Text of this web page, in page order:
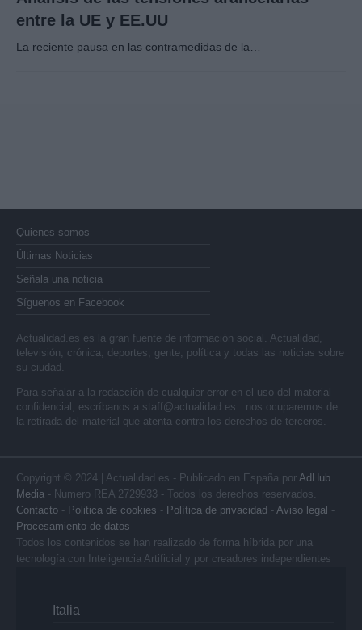
entre la UE y EE.UU
La reciente pausa en las contramedidas de la…
Quienes somos
Últimas Noticias
Señala una noticia
Síguenos en Facebook
Actualidad.es es la gran fuente de información social. Actualidad,
televisión, crónica, deportes, gente, política y todas las noticias sobre
su ciudad.
Para señalar a la redacción de cualquier error en el uso del material
confidencial, escríbanos a staff@actualidad.es : nos ocuparemos de
la retirada del material que atenta contra los derechos de terceros.
Copyright © 2024 | Actualidad.es - Publicado en España por AdHub
Media - Numero REA 2729933 - Todos los derechos reservados.
Contacto - Politica de cookies - Política de privacidad - Aviso legal -
Procesamiento de datos
Todos los contenidos se han realizado de forma híbrida por una
tecnología con Inteligencia Artificial y por creadores independientes
Italia